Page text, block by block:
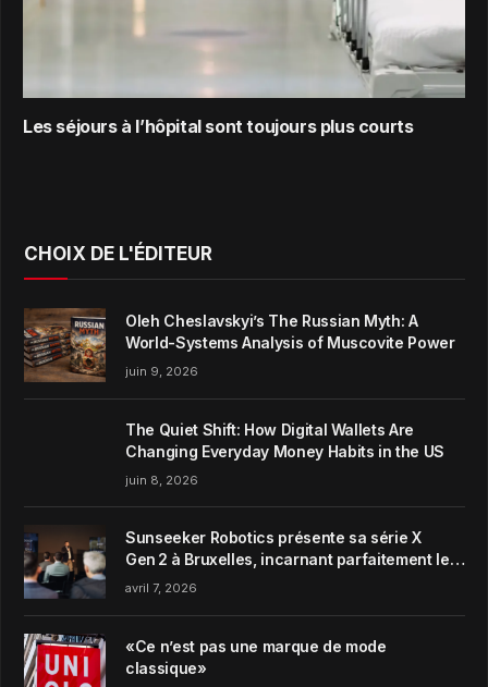
Les séjours à l’hôpital sont toujours plus courts
CHOIX DE L'ÉDITEUR
Oleh Cheslavskyi’s The Russian Myth: A
World-Systems Analysis of Muscovite Power
juin 9, 2026
The Quiet Shift: How Digital Wallets Are
Changing Everyday Money Habits in the US
juin 8, 2026
Sunseeker Robotics présente sa série X
Gen 2 à Bruxelles, incarnant parfaitement le
concept de Garden Harmony de la marque
avril 7, 2026
«Ce n’est pas une marque de mode
classique»